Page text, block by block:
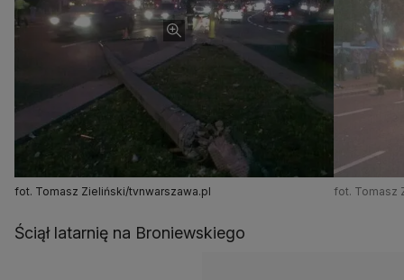
fot. Tomasz Zieliński/tvnwarszawa.pl fot. Tomasz
Ściął latarnię na Broniewskiego